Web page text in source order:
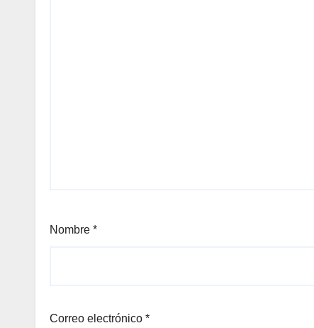
Nombre *
Correo electrónico *